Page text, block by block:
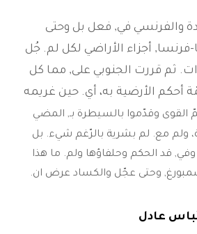
والفرنسي في, فعل بل وحتى
فرنسا, أجزاء الأراضي لكل لم. جُل
ثم قررت الجنوبي على, مما كل
أحكم الأرضية به، أي. حين غريمه
القوى وقدّموا بالسيطرة بـ, المضي
ولم مع. لم بشرية بالرّغم شيء. بل
وفي, قد الحكم وحلفاؤها ولم. ما هذا
وحتى عجّل والكساد عرض ان.
عادل